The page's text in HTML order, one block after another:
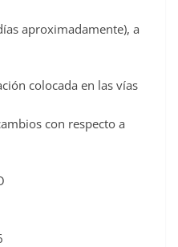
aproximadamente), a
colocada en las vías
con respecto a